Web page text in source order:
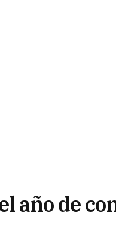
año de